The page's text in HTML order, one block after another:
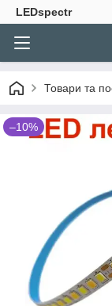
LEDspectr
Товари та
–10%